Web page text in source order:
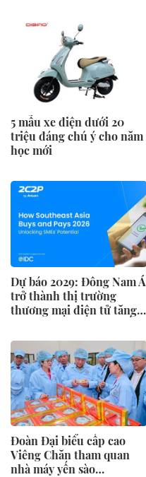
5 mẫu xe điện dưới 20
triệu đáng chú ý cho năm
học mới
Dự báo 2029: Đông Nam Á
trở thành thị trường
thương mại điện tử tăng
giới
Đoàn Đại biểu cấp cao
Viêng Chăn tham quan
nhà máy yến sào